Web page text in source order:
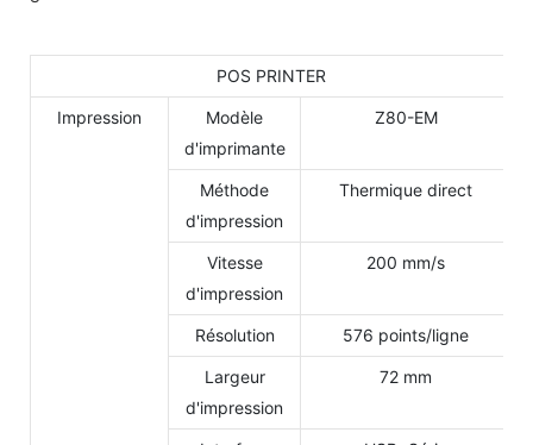
POS PRINTER
Impression
Modèle
d'imprimante
Z80-EM
Méthode
d'impression
Thermique direct
Vitesse
d'impression
200 mm/s
Résolution 576 points/ligne
Largeur
d'impression
72 mm